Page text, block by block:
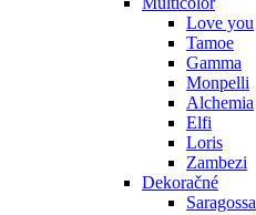
Love you
Tamoe
Gamma
Monpelli
Alchemia
Elfi
Loris
Zambezi
Dekoračné
Saragossa